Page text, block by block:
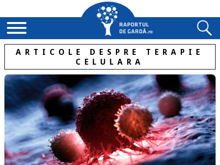
ARTICOLE DESPRE TERAPIE
CELULARA